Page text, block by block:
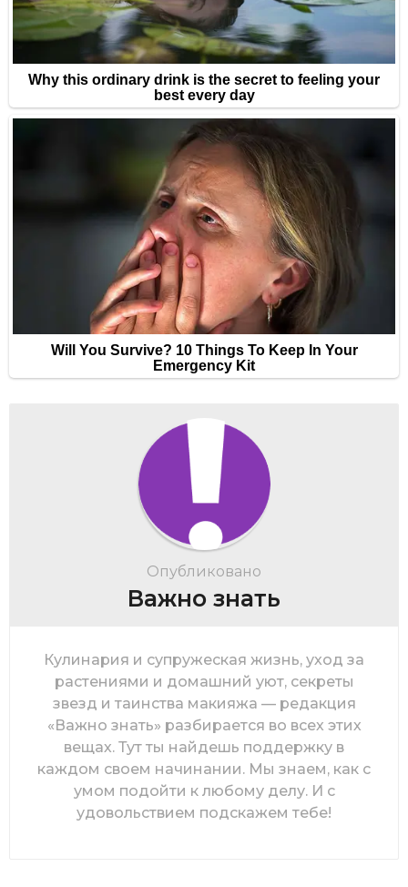
Опубликовано
Важно знать
Кулинария и супружеская жизнь, уход за
растениями и домашний уют, секреты
звезд и таинства макияжа — редакция
«Важно знать» разбирается во всех этих
вещах. Тут ты найдешь поддержку в
каждом своем начинании. Мы знаем, как с
умом подойти к любому делу. И с
удовольствием подскажем тебе!